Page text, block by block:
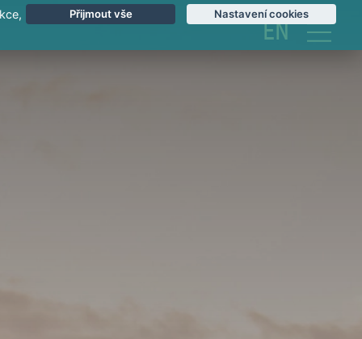
EN
Přijmout vše Nastavení cookies